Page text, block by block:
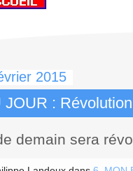
2015
: Révolution
demain sera